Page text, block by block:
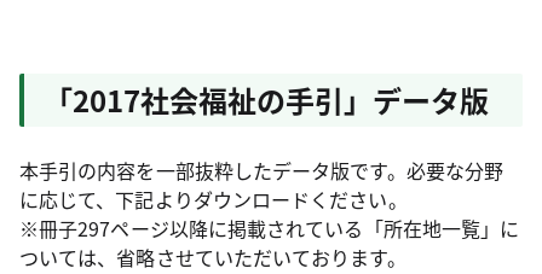
「2017社会福祉の手引」データ版
本手引の内容を一部抜粋したデータ版です。必要な分野
に応じて、下記よりダウンロードください。
※冊子297ページ以降に掲載されている「所在地一覧」に
ついては、省略させていただいております。